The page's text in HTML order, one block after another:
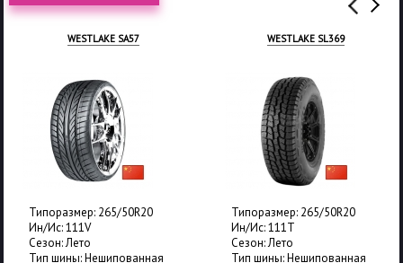
WESTLAKE SA57
Типоразмер: 265/50R20
Ин/Ис: 111V
Сезон: Лето
Тип шины: Нешипованная
WESTLAKE SL369
Типоразмер: 265/50R20
Ин/Ис: 111T
Сезон: Лето
Тип шины: Нешипованная